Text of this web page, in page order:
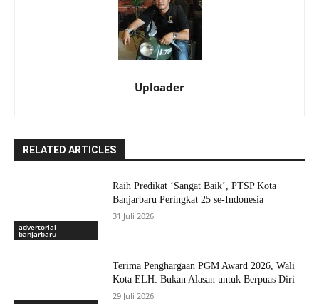
Uploader
RELATED ARTICLES
advertorial
banjarbaru
Raih Predikat ‘Sangat Baik’, PTSP Kota
Banjarbaru Peringkat 25 se-Indonesia
31 Juli 2026
Terima Penghargaan PGM Award 2026, Wali
Kota ELH: Bukan Alasan untuk Berpuas Diri
29 Juli 2026